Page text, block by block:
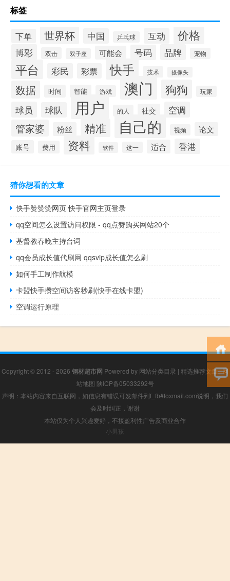
标签
下单 世界杯 中国 乒乓球 互动 价格
博彩 双击 双子座 可能会 号码 品牌 宠物
平台 彩民 彩票 快手 技术 摄像头
数据 时间 智能 游戏 澳门 狗狗 玩家
球员 球队 用户 的人 社交 空调
管家婆 粉丝 精准 自己的 视频 论文
账号 费用 资料 软件 这一 适合 香港
猜你想看的文章
快手赞赞赞网页 快手官网主页登录
qq空间怎么设置访问权限 - qq点赞购买网站20个
基督教春晚主持台词
qq会员成长值代刷网 qqsvip成长值怎么刷
如何手工制作航模
卡盟快手攒空间访客秒刷(快手在线卡盟)
空调运行原理
Copyright © 2012 - 2026 钢材超市网 Powered by 网站分类目录 | 精选推荐文章|网
站地图 陕ICP备05033292号
声明：本站内容来自互联网，如信息有错误可发邮件到f_fb#foxmail.com说明，我们
会及时纠正，谢谢
本站仅为个人兴趣爱好，不接盈利性广告及商业合作
小男孩